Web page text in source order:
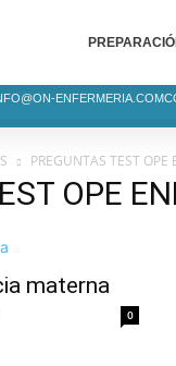
ENFERMERIA.COM
PREGUNTAS TEST OPE
OPE
materna
0